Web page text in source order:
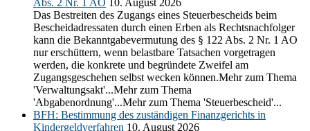
Abs. 2 Nr. 1 AO 10. August 2026
Das Bestreiten des Zugangs eines Steuerbescheids beim
Bescheidadressaten durch einen Erben als Rechtsnachfolger
kann die Bekanntgabevermutung des § 122 Abs. 2 Nr. 1 AO
nur erschüttern, wenn belastbare Tatsachen vorgetragen
werden, die konkrete und begründete Zweifel am
Zugangsgeschehen selbst wecken können.Mehr zum Thema
'Verwaltungsakt'...Mehr zum Thema
'Abgabenordnung'...Mehr zum Thema 'Steuerbescheid'...
BFH: Bestimmung des zuständigen Finanzgerichts in
Kindergeldverfahren 10. August 2026